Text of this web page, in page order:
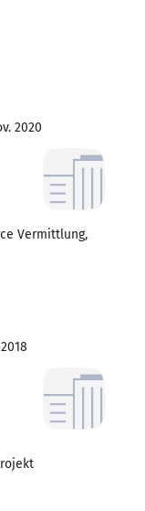
2020
Vermittlung,